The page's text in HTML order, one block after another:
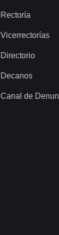
Rectoría
Vicerrectorías
Directorio
Decanos
Canal de